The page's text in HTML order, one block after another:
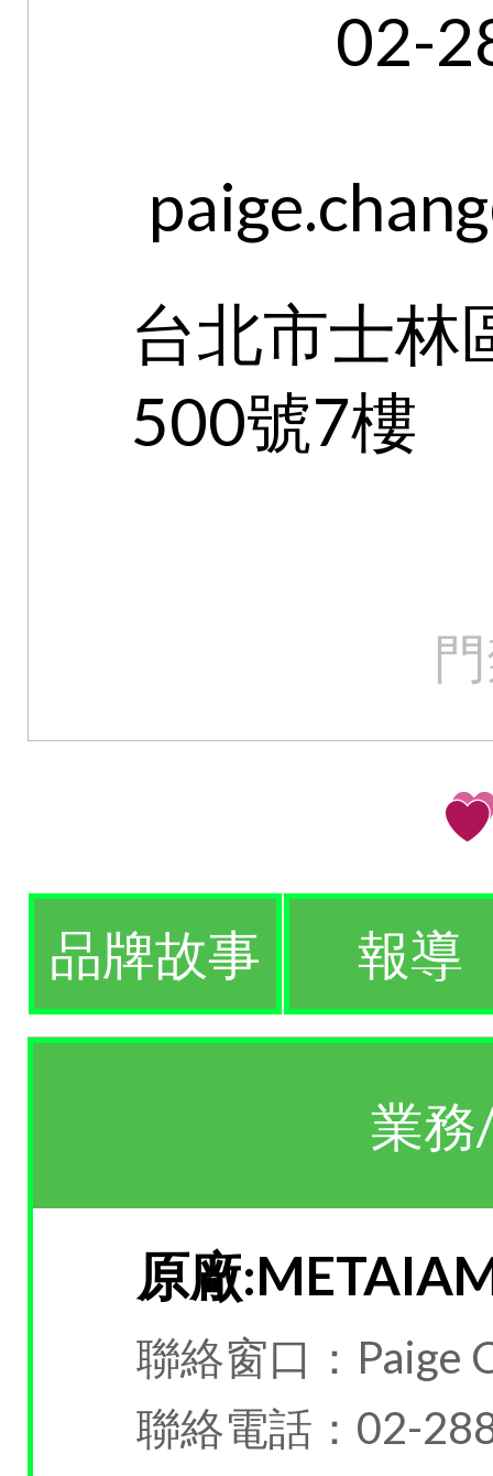
02-
台北市士林
500號7樓
品牌故事 報導
業務
原廠
聯絡窗口：Paige
聯絡電話：02-